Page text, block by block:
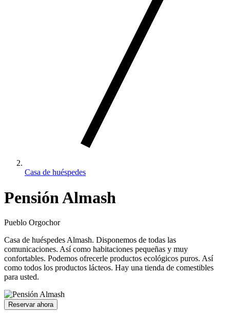
Casa de huéspedes
Pensión Almash
Pueblo Orgochor
Casa de huéspedes Almash. Disponemos de todas las
comunicaciones. Así como habitaciones pequeñas y muy
confortables. Podemos ofrecerle productos ecológicos puros. Así
como todos los productos lácteos. Hay una tienda de comestibles
para usted.
Reservar ahora